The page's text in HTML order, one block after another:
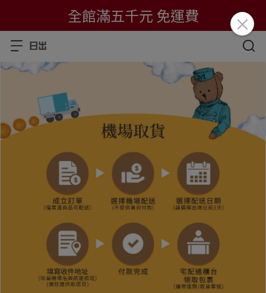
全館滿五千元 免運費